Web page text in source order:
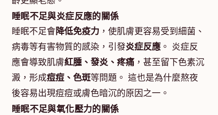
睡眠不足與炎症反應的關係
睡眠不足會降低免疫力 ，使肌膚更容易受到細菌、
病毒等有害物質的感染，引發炎症反應 。 炎症反
應會導致肌膚紅腫、發炎、疼痛 ，甚至留下色素沉
澱，形成痘痘、色斑等問題。 這也是為什麼熬夜
後容易出現痘痘或膚色暗沉的原因之一。
睡眠不足與氧化壓力的關係